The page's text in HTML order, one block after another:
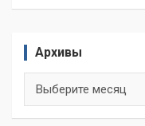
Архивы